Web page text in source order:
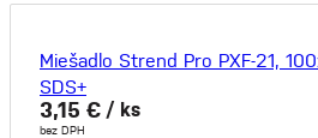
Miešadlo Strend Pro PXF-21,
SDS+
3,15 € / ks
bez DPH